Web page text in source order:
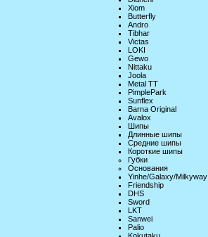
Xiom
Butterfly
Andro
Tibhar
Victas
LOKI
Gewo
Nittaku
Joola
Metal TT
PimplePark
Sunflex
Barna Original
Avalox
Шипы
Длинные шипы
Средние шипы
Короткие шипы
Губки
Основания
Yinhe/Galaxy/Milkyway
Friendship
DHS
Sword
LKT
Sanwei
Palio